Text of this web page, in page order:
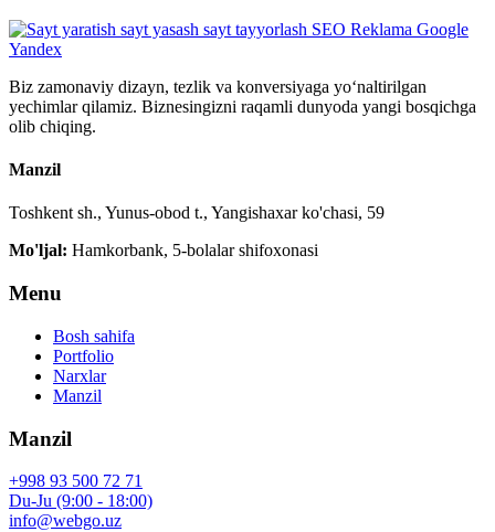
Biz zamonaviy dizayn, tezlik va konversiyaga yo‘naltirilgan
yechimlar qilamiz. Biznesingizni raqamli dunyoda yangi bosqichga
olib chiqing.
Manzil
Toshkent sh., Yunus-obod t., Yangishaxar ko'chasi, 59
Mo'ljal: Hamkorbank, 5-bolalar shifoxonasi
Menu
Bosh sahifa
Portfolio
Narxlar
Manzil
Manzil
+998 93 500 72 71
Du-Ju (9:00 - 18:00)
info@webgo.uz